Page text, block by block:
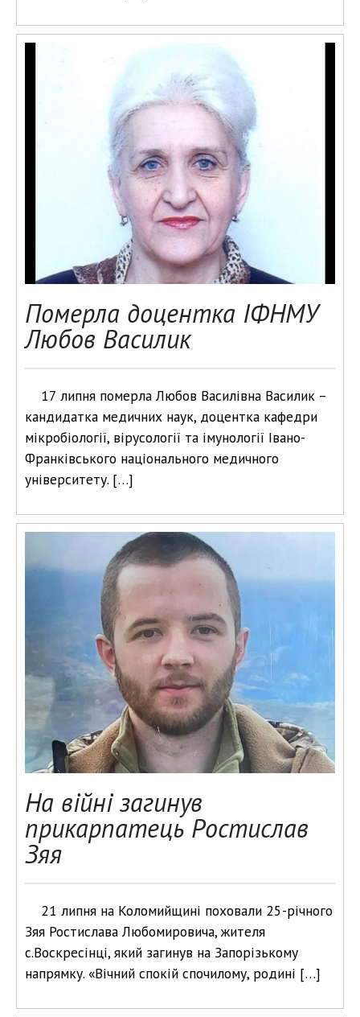
Померла доцентка ІФНМУ
Любов Василик
17 липня померла Любов Василівна Василик –
кандидатка медичних наук, доцентка кафедри
мікробіології, вірусології та імунології Івано-
Франківського національного медичного
університету. […]
На війні загинув
прикарпатець Ростислав
Зяя
21 липня на Коломийщині поховали 25-річного
Зяя Ростислава Любомировича, жителя
с.Воскресінці, який загинув на Запорізькому
напрямку. «Вічний спокій спочилому, родині […]